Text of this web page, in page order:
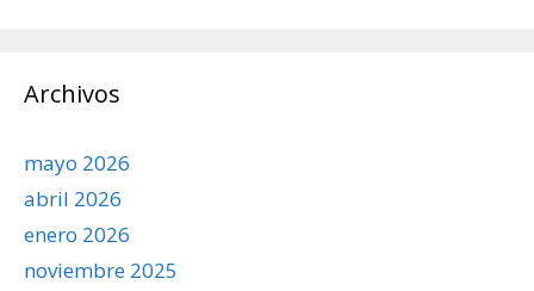
Archivos
mayo 2026
abril 2026
enero 2026
noviembre 2025